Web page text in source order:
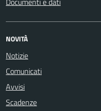
NOVITÀ
Notizie
Comunicati
Avvisi
Scadenze